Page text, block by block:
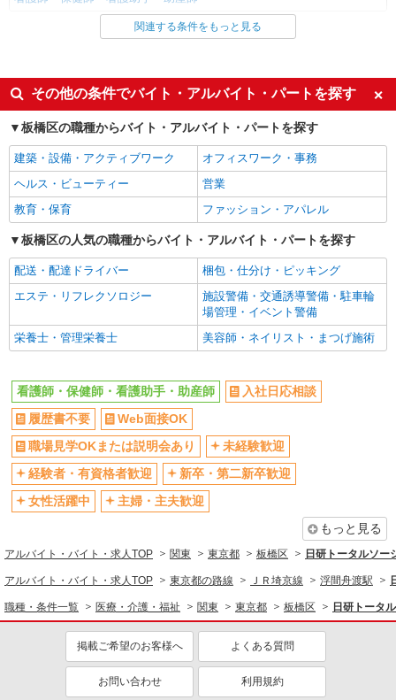
時給2400円〜3000円 ＜日払い有/週払い有/交
通費全支給(ガソリン代含む)＞
キープ 詳細を見る
職業紹介
株式会社kotrio /●SW-S-2080047
西台駅＊病院の看護助手│残業ほぼなし！経験
不問・資格不問◎
【正社員】月給240,000〜400,000円 ・基本
給：200,000円〜220,000円 ・資格手当：10,000〜
30,000円 ・役職手当：10,000〜70,000円 ・処遇改
善手当：20,000〜60,000円（勤続年数、保有資格
により変動） ・固定残業手当：20,000円（10時
間） ※固定残業時間を超過する場合には超過勤務
手当として別途支給 ・夜勤手当：10,000円/1回
（上記給与とは別に支給） 下記資格をお持ちの方
歓迎 ・認知症介護基礎研修 ・初任者研修 ・実務
者研修 ・介護福祉士 など
東京都板橋区西台
キープ 詳細を見る
アルバイト パート 職業紹介
株式会社トラストグロース 新宿本社 第3営業部
時給：准看護師1644円〜/看護師1824円〜 ※資
格や経験などによる
東京都板橋区
キープ 詳細を見る
派遣社員
上板橋駅｜家庭と両立できる＊デイサービス看
護師【夜勤なし】
時給2400円〜3000円 ＜日払い有/週払い有/交
板橋区≪最寄駅：上板橋≫
キープ 詳細を見る
同じ雇用形態から浮間舟渡駅の求人を探す
同じ特徴から浮間舟渡駅の求人を探す
入社日応相談
履歴書不要
Web面接OK
職場見学OKまたは説明会あり
未経験歓迎
経験者・有資格者歓迎
新卒・第二新卒歓迎
女性活躍中
主婦・主夫歓迎
フリーター歓迎
学歴不問
ブランクOK
ミドル（40代～）活躍中
エルダー（50代～）活躍中
シニア（60代～）活躍中
昇給あり
週払い
禁煙・分煙
残業ほぼなし
転勤なし
社会保険あり
社割・特典あり
研修制度あり
同じ職種から求人を探す
医療・介護・福祉
看護師・保健師・看護助手・助産師
同じ特徴から求人を探す
未経験歓迎
ミドル（40代～）活躍中
交通費支給
社会保険あり
関連する条件をもっと見る
その他の条件でバイト・アルバイト・パートを探す
板橋区の職種からバイト・アルバイト・パートを探す
建築・設備・アクティブワーク
オフィスワーク・事務
ヘルス・ビューティー
営業
教育・保育
ファッション・アパレル
板橋区の人気の職種からバイト・アルバイト・パートを探す
配送・配達ドライバー
梱包・仕分け・ピッキング
エステ・リフレクソロジー
施設警備・交通誘導警備・駐車輪
場管理・イベント警備
栄養士・管理栄養士
美容師・ネイリスト・まつげ施術
看護師・保健師・看護助手・助産師
入社日応相談
履歴書不要
Web面接OK
職場見学OKまたは説明会あり
未経験歓迎
経験者・有資格者歓迎
新卒・第二新卒歓迎
女性活躍中
主婦・主夫歓迎
もっと見る
アルバイト・バイト・求人TOP 関東 東京都 板橋区 日研トータルソ
アルバイト・バイト・求人TOP 東京都の路線 ＪＲ埼京線 浮間舟渡駅
職種・条件一覧 医療・介護・福祉 関東 東京都 板橋区 日研トータ
掲載ご希望のお客様へ よくある質問
お問い合わせ 利用規約